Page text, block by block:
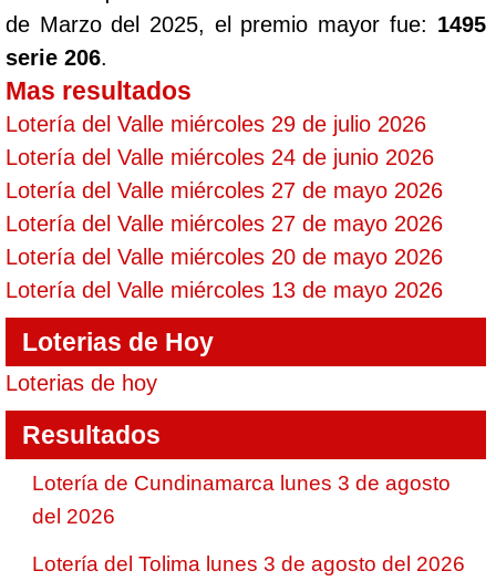
de Marzo del 2025, el premio mayor fue: 1495
serie 206.
Mas resultados
Lotería del Valle miércoles 29 de julio 2026
Lotería del Valle miércoles 24 de junio 2026
Lotería del Valle miércoles 27 de mayo 2026
Lotería del Valle miércoles 27 de mayo 2026
Lotería del Valle miércoles 20 de mayo 2026
Lotería del Valle miércoles 13 de mayo 2026
Loterias de Hoy
Loterias de hoy
Resultados
Lotería de Cundinamarca lunes 3 de agosto
del 2026
Lotería del Tolima lunes 3 de agosto del 2026